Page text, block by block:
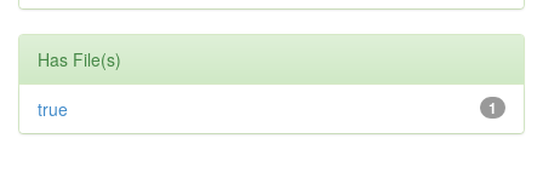
Has File(s)
1
true